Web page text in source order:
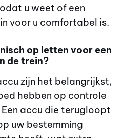
u weet of een
voor u comfortabel is.
op letten voor een
de trein?
zijn het belangrijkst,
hebben op controle
accu die terugloopt
uw bestemming